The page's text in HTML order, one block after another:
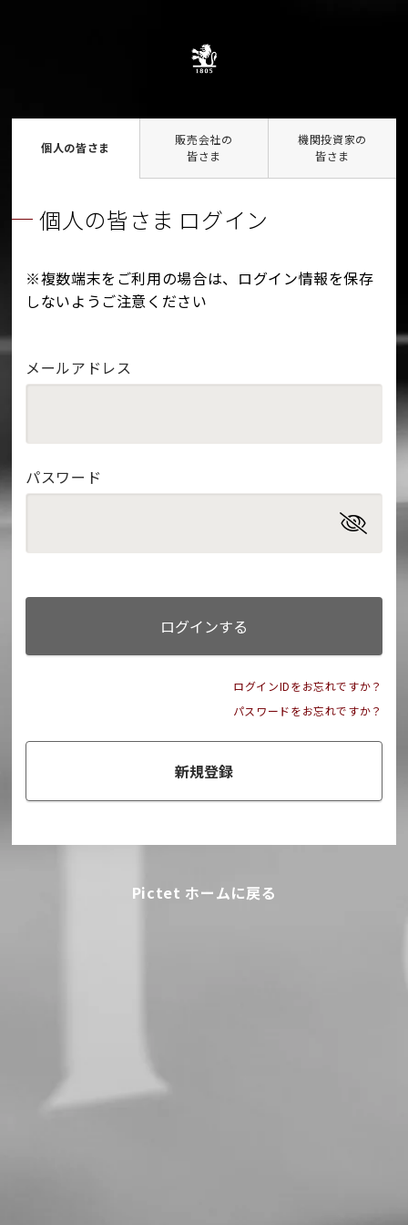
個人の皆さま
販売会社の
皆さま
機関投資家の
皆さま
個人の皆さま ログイン
※複数端末をご利用の場合は、ログイン情報を保存
しないようご注意ください
メールアドレス
パスワード
ログインする
ログインIDをお忘れですか？
パスワードをお忘れですか？
新規登録
Pictet ホームに戻る